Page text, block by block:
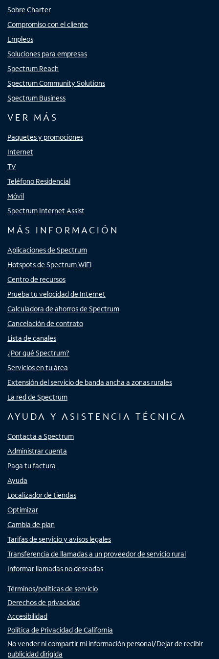
Sobre Charter
Compromiso con el cliente
Empleos
Soluciones para empresas
Spectrum Reach
Spectrum Community Solutions
Spectrum Business
VER MÁS
Paquetes y promociones
Internet
TV
Teléfono Residencial
Móvil
Spectrum Internet Assist
MÁS INFORMACIÓN
Aplicaciones de Spectrum
Hotspots de Spectrum WiFi
Centro de recursos
Prueba tu velocidad de Internet
Calculadora de ahorros de Spectrum
Cancelación de contrato
Lista de canales
¿Por qué Spectrum?
Servicios en tu área
Extensión del servicio de banda ancha a zonas rurales
La red de Spectrum
AYUDA Y ASISTENCIA TÉCNICA
Contacta a Spectrum
Administrar cuenta
Paga tu factura
Ayuda
Localizador de tiendas
Optimizar
Cambia de plan
Tarifas de servicio y avisos legales
Transferencia de llamadas a un proveedor de servicio rural
Informar llamadas no deseadas
Términos/políticas de servicio
Derechos de privacidad
Accesibilidad
Política de Privacidad de California
No vender ni compartir mi información personal/Dejar de recibir
publicidad dirigida